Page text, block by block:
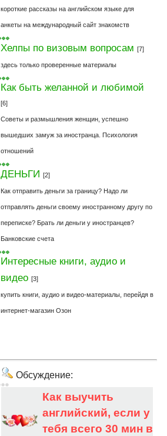
короткие рассказы на английском языке для
анкеты на международный сайт знакомств
Хелпы по визовым вопросам [7]
здесь только проверенные материалы
Как быть желанной и любимой
[6]
Советы и размышления женщин, успешно
вышедших замуж за иностранца. Психология
отношений
ДЕНЬГИ [2]
Как отправить деньги за границу? Надо ли
отправлять деньги своему иностранному другу по
переписке? Брать ли деньги у иностранцев?
Банковские счета
Интересные книги, аудио и
видео [3]
купить книги, аудио и видео-материалы, перейдя в
интернет-магазин Озон
Обсуждение:
Как выучить
английский, если у
тебя всего 30 мин в